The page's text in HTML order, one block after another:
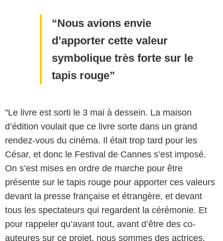
Nous avions envie
d’apporter cette valeur
symbolique très forte sur le
tapis rouge
"Le livre est sorti le 3 mai à dessein. La maison
d’édition voulait que ce livre sorte dans un grand
rendez-vous du cinéma. Il était trop tard pour les
César, et donc le Festival de Cannes s’est imposé.
On s’est mises en ordre de marche pour être
présente sur le tapis rouge pour apporter ces valeurs
devant la presse française et étrangère, et devant
tous les spectateurs qui regardent la cérémonie. Et
pour rappeler qu’avant tout, avant d’être des co-
auteures sur ce projet, nous sommes des actrices.